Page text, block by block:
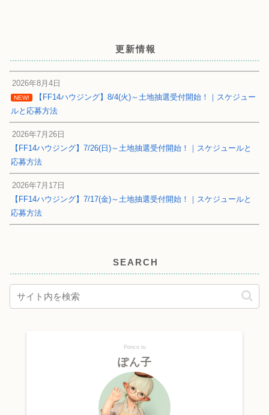
更新情報
2026年8月4日
NEW!
【FF14ハウジング】8/4(火)～土地抽選受付開始！｜スケジュー
ルと応募方法
2026年7月26日
【FF14ハウジング】7/26(日)～土地抽選受付開始！｜スケジュールと
応募方法
2026年7月17日
【FF14ハウジング】7/17(金)～土地抽選受付開始！｜スケジュールと
応募方法
SEARCH
Ponco tu
ぽん子